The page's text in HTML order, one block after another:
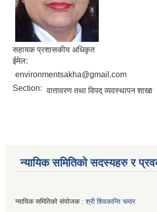
सहायक प्रशासकीय अधिकृत
ईमेल:
environmentsakha@gmail.com
Section: वातावरण तथा विपद् व्यवस्थापन शाखा
न्यायिक समितिको सदस्यहरु र
न्यायिक समितिको संयोजक : श्री शिवकान्ति चमार